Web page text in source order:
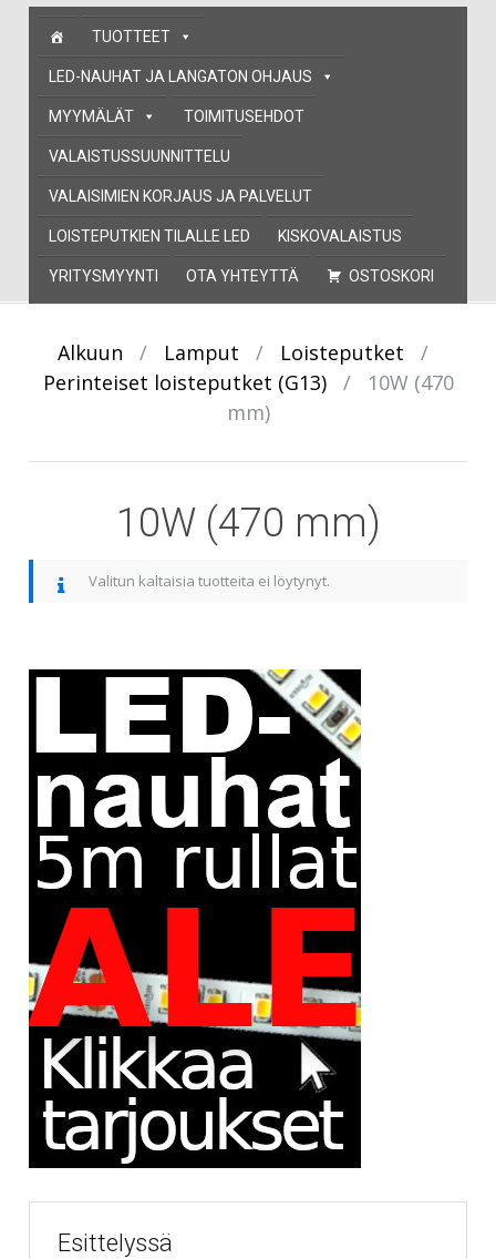
Skip
content
TUOTTEET
LED-NAUHAT JA LANGATON OHJAUS
MYYMÄLÄT TOIMITUSEHDOT
VALAISTUSSUUNNITTELU
VALAISIMIEN KORJAUS JA PALVELUT
LOISTEPUTKIEN TILALLE LED KISKOVALAISTUS
YRITYSMYYNTI OTA YHTEYTTÄ OSTOSKORI
Alkuun / Lamput / Loisteputket
/
Perinteiset loisteputket (G13)
/
10W (470
mm)
10W (470 mm)
Valitun kaltaisia tuotteita ei löytynyt.
Esittelyssä